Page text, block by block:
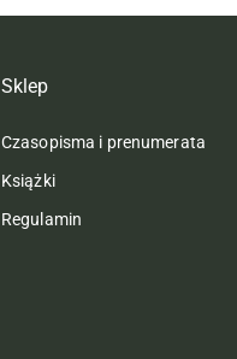
Sklep
Czasopisma i prenumerata
Książki
Regulamin